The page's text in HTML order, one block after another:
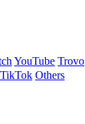
YouTube Trovo
TikTok Others